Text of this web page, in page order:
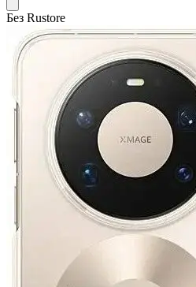
Без Rustore